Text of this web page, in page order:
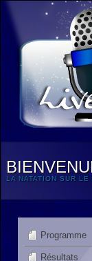
LA NATATION SUR LE
Programme
Résultats